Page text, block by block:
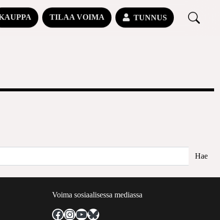
TILAA VOIMA TUNNUS
Voima sosiaalisessa mediassa
Facebook
Instagram
YouTube
Bluesky